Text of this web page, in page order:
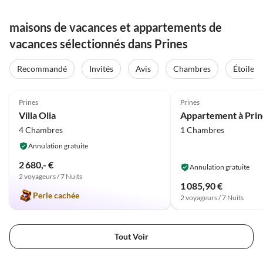
maisons de vacances et appartements de
vacances sélectionnés dans Prines
Recommandé Invités Avis Chambres
Étoiles
Prines
Villa Olia
4 Chambres
Annulation gratuite
2 680,- €
2 voyageurs / 7 Nuits
Perle cachée
Prines
1 Chambres
Annulation gratuite
1 085,90 €
2 voyageurs / 7 Nuits
Tout Voir